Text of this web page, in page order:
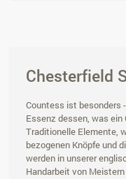
Chesterfield
Countess ist besonders
Essenz dessen, was
Traditionelle Elemente,
bezogenen Knöpfe und
werden in unserer
Handarbeit von